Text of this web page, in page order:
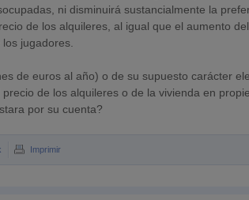
ni disminuirá sustancialmente la
de los alquileres, al igual que el aumento
jugadores.
de euros al año) o de su supuesto carácter
de los alquileres o de la vivienda en
por su cuenta?
Imprimir